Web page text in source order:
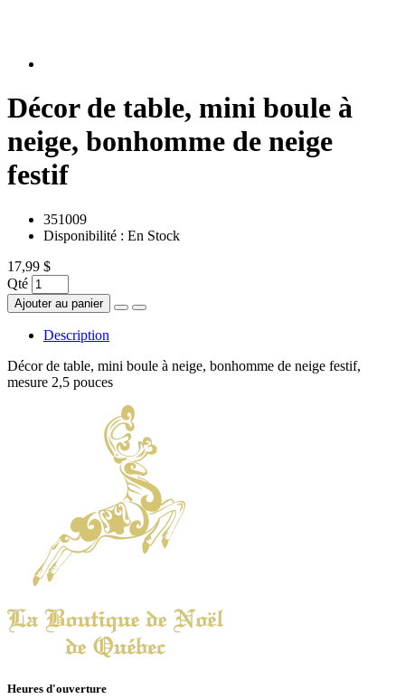
Décor de table, mini boule à
neige, bonhomme de neige
festif
351009
Disponibilité : En Stock
17,99 $
Qté
Ajouter au panier
Description
Décor de table, mini boule à neige, bonhomme de neige festif,
mesure 2,5 pouces
Heures d'ouverture